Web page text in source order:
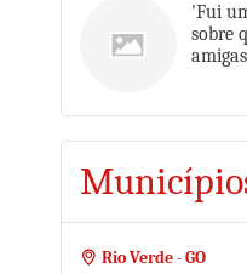
'Fui
sobre
Rio Verde - GO